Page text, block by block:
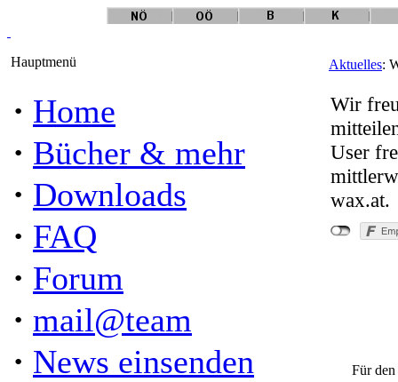
Hauptmenü
· Home
· Bücher & mehr
· Downloads
· FAQ
· Forum
· mail@team
· News einsenden
Aktuelles:
Wir
User
wax.at.
Für